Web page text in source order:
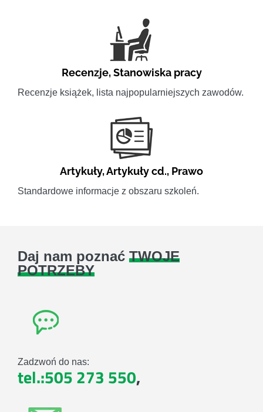
Recenzje,Stanowiska pracy
Recenzje książek, lista najpopularniejszych zawodów.
Artykuły,Artykuły cd., Prawo
Standardowe informacje z obszaru szkoleń.
Daj nam poznać TWOJE
POTRZEBY
Zadzwoń do nas:
tel.:505 273 550,